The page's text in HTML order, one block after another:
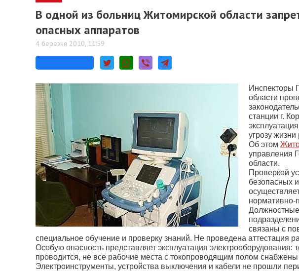
В одной из больниц Житомирской области
опасных аппаратов
4 березня 2010, 11:59
Инспекторы
области
станции г.
угрозу жизни
Об этом
управления
области.
Проверкой
безопасных
нормативно-
Должностные
связаны с
специальное обучение и проверку знаний. Не проведена аттестация
Особую опасность представляет эксплуатация электрооборудования:
проводится, не все рабочие места с токопроводящим полом
Электроинструменты, устройства выключения и кабели не прошли